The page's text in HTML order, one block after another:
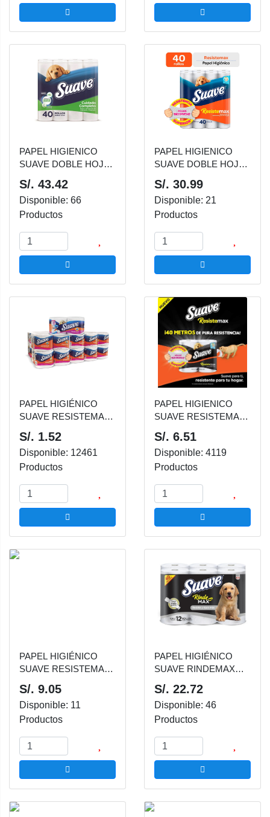
PAPEL HIGIENICO
SUAVE DOBLE HOJA
VERDE MALETA 40
UND
S/. 43.42
Disponible: 66
Productos
PAPEL HIGIENICO
SUAVE DOBLE HOJA
NARANJA MALETA 40
UND
S/. 30.99
Disponible: 21
Productos
PAPEL HIGIÉNICO
SUAVE RESISTEMAX
UNDS
S/. 1.52
Disponible: 12461
Productos
PAPEL HIGIENICO
SUAVE RESISTEMAX
UND
S/. 6.51
Disponible: 4119
Productos
PAPEL HIGIÉNICO
SUAVE RESISTEMAX
S/. 9.05
Disponible: 11
Productos
PAPEL HIGIÉNICO
SUAVE RINDEMAX
40MT
S/. 22.72
Disponible: 46
Productos